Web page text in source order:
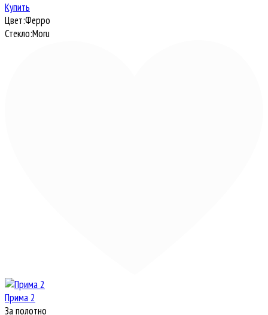
Купить
Цвет:Ферро
Стекло:Moru
Прима 2
За полотно